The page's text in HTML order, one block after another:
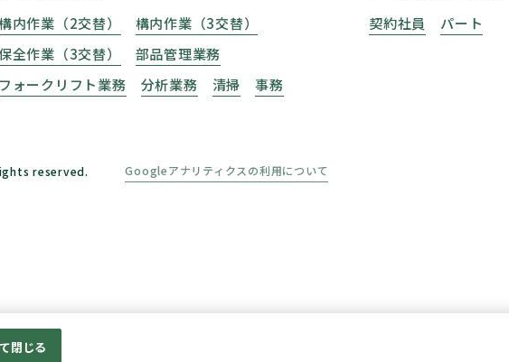
内作業（2交替）
構内作業（3交替）
全作業（3交替）
部品管理業務
フォークリフト業務
分析業務 清掃 事務
契約社員 パート
reserved. Googleアナリティクスの利用について
閉じる